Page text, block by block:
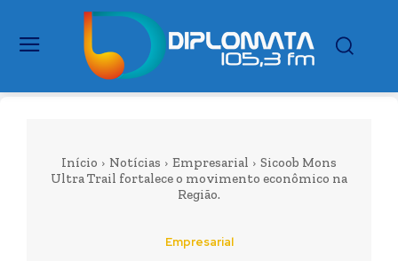
Início Notícias Empresarial
Sicoob Mons
Ultra Trail fortalece o movimento econômico na
Região.
Empresarial